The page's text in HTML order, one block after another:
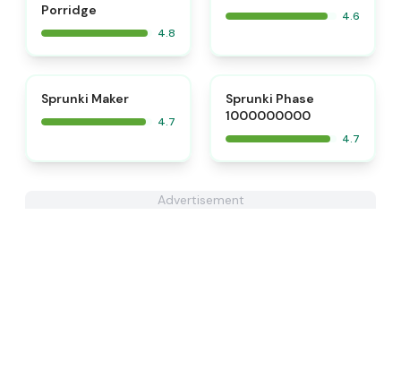
Porridge
4.8
4.6
Sprunki Maker
4.7
Sprunki Phase
1000000000
4.7
Advertisement